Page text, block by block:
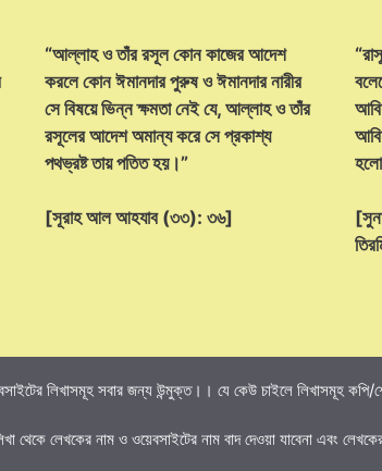
“আল্লাহ ও তাঁর রসূল কোন কাজের আদেশ
করলে কোন ঈমানদার পুরুষ ও ঈমানদার নারীর
সে বিষয়ে ভিন্ন ক্ষমতা নেই যে, আল্লাহ ও তাঁর
রসূলের আদেশ অমান্য করে সে প্রকাশ্য
পথভ্রষ্ট তায় পতিত হয়।”
[সূরাহ আল আহযাব (৩৩): ৩৬]
হলো
লিখাসমূহ সবার জন্য উন্মুক্ত।। যে কেউ চাইলে লিখাসমূহ কপি/
থেকে লেখকের নাম ও ওয়েবসাইটের নাম বাদ দেওয়া যাবেনা এবং